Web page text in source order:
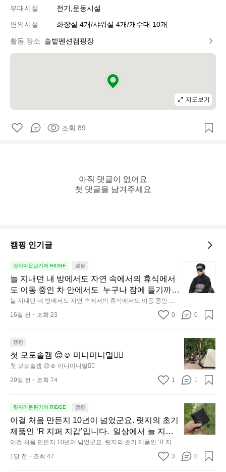
부대시설
전기,운동시설
편의시설
화장실 4개/샤워실 4개/개수대 10개
활동 장소 솔밭펜션캠핑장
지도보기
조회 89
아직 댓글이 없어요
첫 댓글을 남겨주세요
캠핑 인기글
릿지마운틴기어 RIDGE 캠핑
늘 지내던 내 방에서도 자연 속에서의 휴식에서
도 이동 중인 차 안에서도  누구나 잠에 들기까지
조금 시간이 걸리는 순간이 있습니다.  그럴 때는
차분하게 눈을 가려보세요. 마치 암막 커튼을 조
단하고, 얼굴에 밀착하여 빛을 막아줍니다.  이
슬립 웜을 쓰는 것만으로 그곳은 나만의 밤이 됩
니다.  안녕히 주무세요.
늘 지내던 내 방에서도 자연 속에서의 휴식에서도 이동 중인 차
안에서도  누구나 잠에 들기까지 조금 시간이 걸리는 순간이 있
습니다.  그럴 때는 차분하게 눈을 가려보세요. 마치 암막 커튼을
막아줍니다.  이 슬립 웜을 쓰는 것만으로 그곳은 나만의 밤이 됩
내
내
방
서
도
자
속
서
의
휴
식
서
16일 전 조회 23 0 0
캠핑
첫 모토솔캠 😌☺️ 미니미니멀👌🏼
첫 모토솔캠 😌☺️ 미니미니멀👌🏼
첫
모
토
솔
캠
☺️
미
니
미
멀
29일 전 조회 74 1 1
릿지마운틴기어 RIDGE 캠핑
이걸 처음 만든지 10년이 넘었군요. 릿지의 초기
제품인 ‘R 지퍼 지갑’입니다.  일상에서 늘 지니
고 다니고 싶어지는 물건에는 크기, 무게, 형태,
색감 사이의 아주 미묘한 밸런스가 존재합니다.
이걸 처음 만든지 10년이 넘었군요. 릿지의 초기 제품인 ‘R 지퍼
지갑’입니다.  일상에서 늘 지니고 다니고 싶어지는 물건에는 크
기, 무게, 형태, 색감 사이의 아주 미묘한 밸런스가 존재합니다.
이
걸
처
만
든
1달 전 조회 47 3 0